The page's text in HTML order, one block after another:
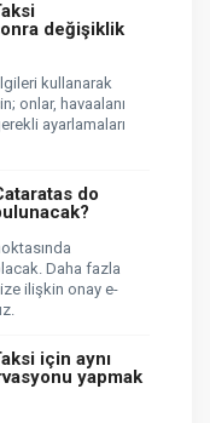
değişiklik
kullanarak
onlar, havaalanı
ayarlamaları
do
Daha fazla
ilişkin onay e-
için aynı
yapmak